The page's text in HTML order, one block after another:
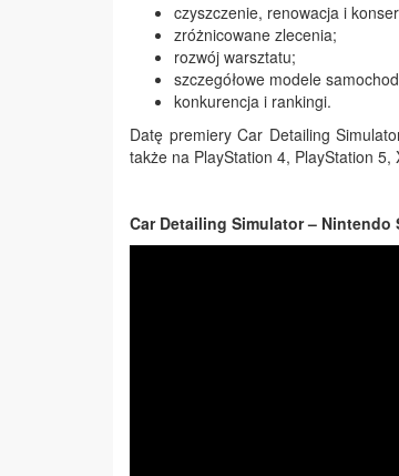
czyszczenie, renowacja i
zróżnicowane zlecenia;
rozwój warsztatu;
szczegółowe modele
konkurencja i rankingi.
Datę premiery Car Detailing
także na PlayStation 4, PlayStation 5,
Car Detailing Simulator – Nintendo